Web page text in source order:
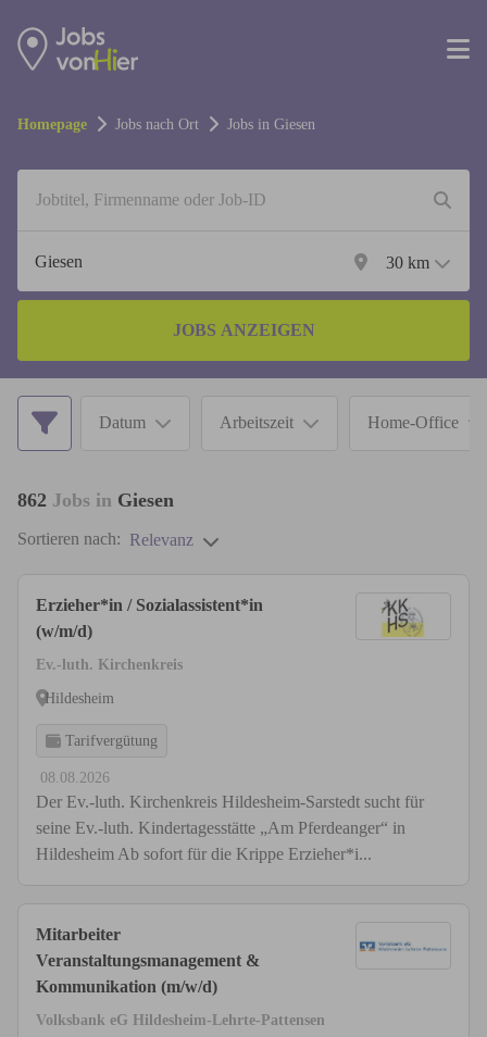
Homepage Jobs nach Ort Jobs in Giesen
30 km
JOBS ANZEIGEN
Datum Arbeitszeit Home-Office
862 Jobs in Giesen
Sortieren nach: Relevanz
Erzieher*in / Sozialassistent*in
(w/m/d)
Ev.-luth. Kirchenkreis
Hildesheim
Tarifvergütung
08.08.2026
Der Ev.-luth. Kirchenkreis Hildesheim-Sarstedt sucht für
seine Ev.-luth. Kindertagesstätte „Am Pferdeanger“ in
Hildesheim Ab sofort für die Krippe Erzieher*i...
Mitarbeiter
Veranstaltungsmanagement &
Kommunikation (m/w/d)
Volksbank eG Hildesheim-Lehrte-Pattensen